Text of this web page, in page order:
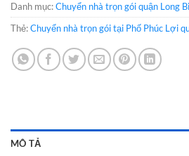
Danh mục:Chuyển nhà trọn gói quận Long
Thẻ:Chuyển nhà trọn gói tại Phố Phúc Lợi
MÔ TẢ